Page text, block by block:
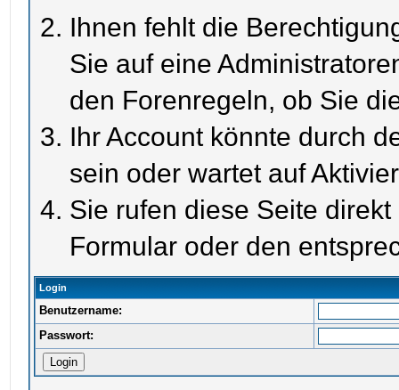
Ihnen fehlt die
Sie auf eine
den Forenregeln, ob Sie
Ihr Account könnte durch
sein oder wartet auf
Sie rufen diese Seite
Formular oder den
Login
Benutzername:
Passwort: